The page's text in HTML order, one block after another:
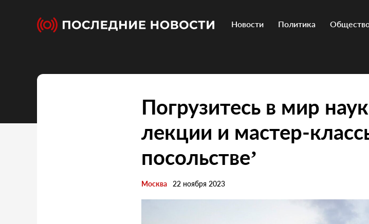
Новости Политика
Погрузитесь в мир
лекции и мастер-
посольстве’
Москва 22 ноября 2023